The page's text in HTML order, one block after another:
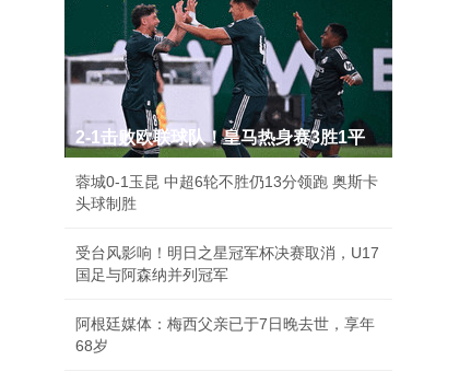
2-1击败欧联球队！皇马热身赛3胜1平
蓉城0-1玉昆 中超6轮不胜仍13分领跑 奥斯卡
头球制胜
受台风影响！明日之星冠军杯决赛取消，U17
国足与阿森纳并列冠军
阿根廷媒体：梅西父亲已于7日晚去世，享年
68岁